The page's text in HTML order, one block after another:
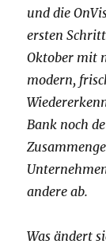
und die
ersten
Oktober mit
modern,
Bank noch
andere ab.
Was ändert